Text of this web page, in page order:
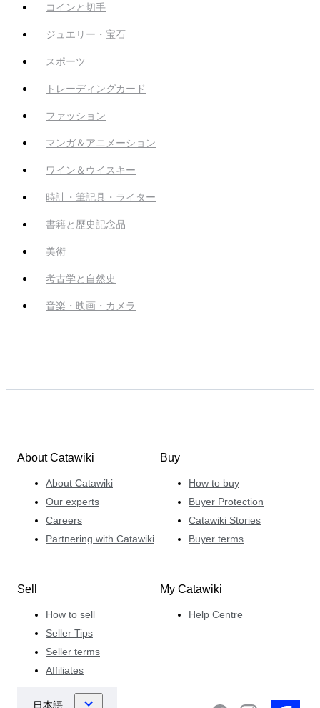
コインと切手
ジュエリー・宝石
スポーツ
トレーディングカード
ファッション
マンガ＆アニメーション
ワイン＆ウイスキー
時計・筆記具・ライター
書籍と歴史記念品
美術
考古学と自然史
音楽・映画・カメラ
About Catawiki
About Catawiki
Our experts
Careers
Partnering with Catawiki
Buy
How to buy
Buyer Protection
Catawiki Stories
Buyer terms
Sell
How to sell
Seller Tips
Seller terms
Affiliates
My Catawiki
Help Centre